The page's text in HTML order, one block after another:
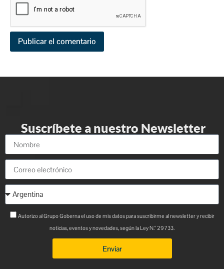
Suscríbete a nuestro Newsletter
Autorizo al Grupo Goberna el uso de mis datos para suscribirme al newsletter y recibir
noticias, eventos y novedades, según la Ley N.° 29733.
Enviar